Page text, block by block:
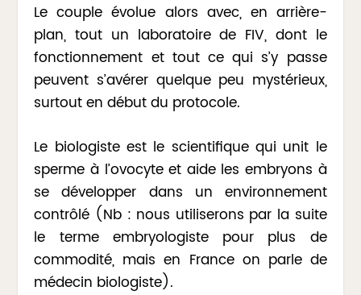
Le couple évolue alors avec, en arrière-
plan, tout un laboratoire de FIV, dont le
fonctionnement et tout ce qui s’y passe
peuvent s’avérer quelque peu mystérieux,
surtout en début du protocole.
Le biologiste est le scientifique qui unit le
sperme à l’ovocyte et aide les embryons à
se développer dans un environnement
contrôlé (Nb : nous utiliserons par la suite
le terme embryologiste pour plus de
commodité, mais en France on parle de
médecin biologiste).